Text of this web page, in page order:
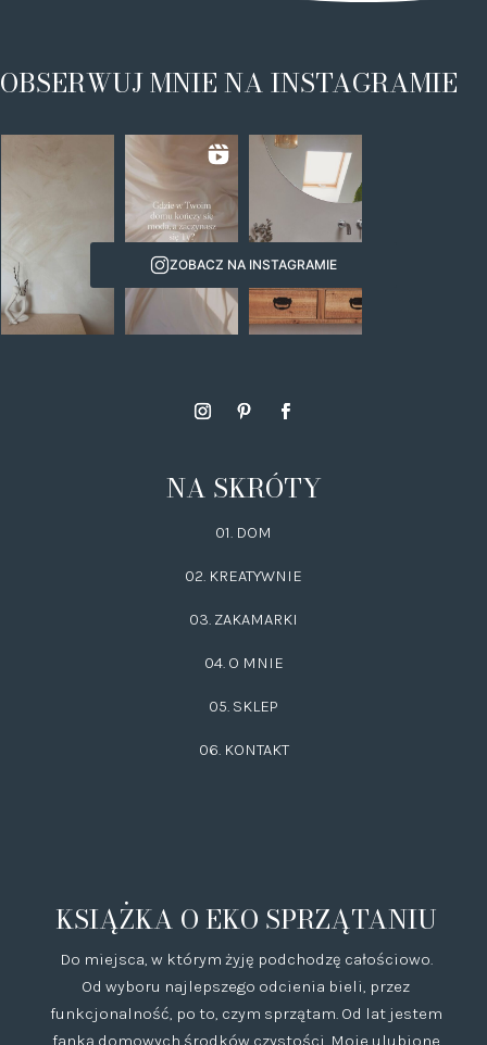
OBSERWUJ MNIE NA INSTAGRAMIE
ZOBACZ NA INSTAGRAMIE
NA SKRÓTY
01. DOM
02. KREATYWNIE
03. ZAKAMARKI
04. O MNIE
05. SKLEP
06. KONTAKT
KSIĄŻKA O EKO SPRZĄTANIU
Do miejsca, w którym żyję podchodzę całościowo.
Od wyboru najlepszego odcienia bieli, przez
funkcjonalność, po to, czym sprzątam. Od lat jestem
fanką domowych środków czystości. Moje ulubione